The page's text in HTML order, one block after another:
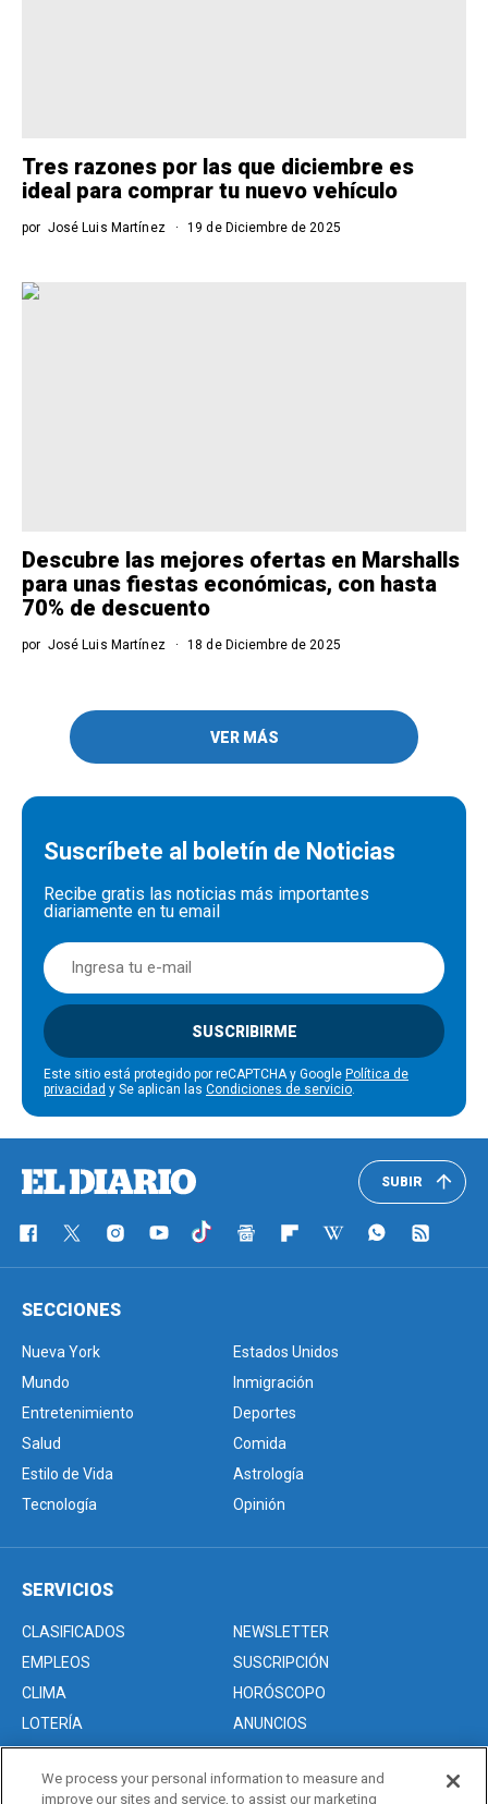
Tres razones por las que diciembre es
ideal para comprar tu nuevo vehículo
por José Luis Martínez 19 de Diciembre de 2025
Descubre las mejores ofertas en Marshalls
para unas fiestas económicas, con hasta
70% de descuento
por José Luis Martínez 18 de Diciembre de 2025
VER MÁS
Suscríbete al boletín de Noticias
Recibe gratis las noticias más importantes
diariamente en tu email
SUSCRIBIRME
Este sitio está protegido por reCAPTCHA y Google Política de
privacidad y Se aplican las Condiciones de servicio.
SUBIR
SECCIONES
Nueva York
Estados Unidos
Mundo
Inmigración
Entretenimiento
Deportes
Salud
Comida
Estilo de Vida
Astrología
Tecnología
Opinión
SERVICIOS
CLASIFICADOS
NEWSLETTER
EMPLEOS
SUSCRIPCIÓN
CLIMA
HORÓSCOPO
LOTERÍA
ANUNCIOS
We process your personal information to measure and
improve our sites and service, to assist our marketing